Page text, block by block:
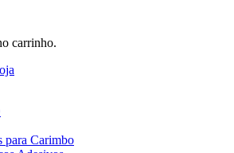
carrinho.
para Carimbo